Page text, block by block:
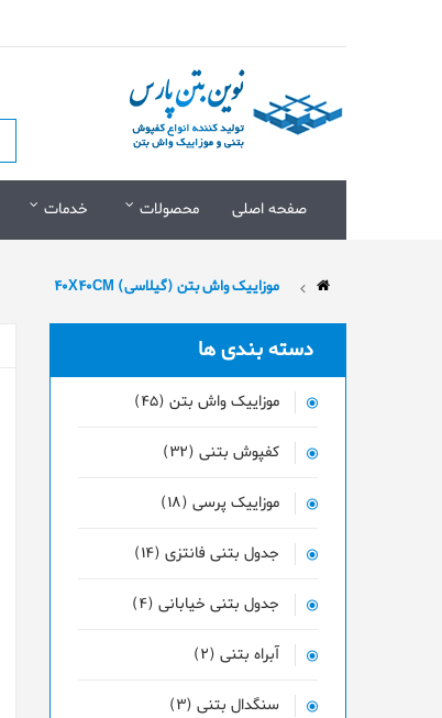
صفحه اصلی محصولات خدمات
موزاییک واش بتن (گیلاسی) 40X40CM
دسته بندی ها
موزاییک واش بتن (45)
کفپوش بتنی (32)
موزاییک پرسی (18)
جدول بتنی فانتزی (14)
جدول بتنی خیابانی (4)
آبراه بتنی (2)
سنگدال بتنی (3)